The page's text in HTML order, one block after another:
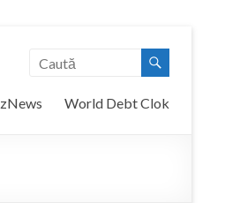
World Debt Clok